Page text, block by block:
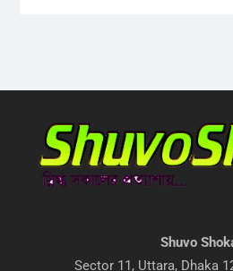
Shuvo
Sector 11, Uttara, Dhaka